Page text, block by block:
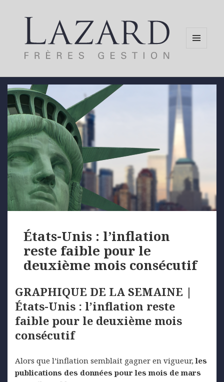
États-Unis : l’inflation
reste faible pour le
deuxième mois consécutif
GRAPHIQUE DE LA SEMAINE |
États-Unis : l’inflation reste
faible pour le deuxième mois
consécutif
Alors que l’inflation semblait gagner en vigueur,les
publications des données pour les mois de mars